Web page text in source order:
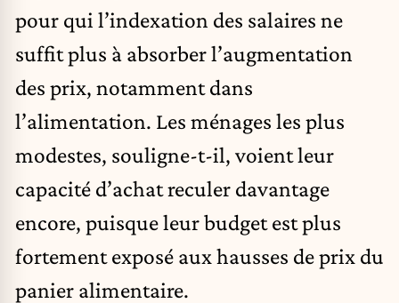
pour qui l’indexation des salaires ne
suffit plus à absorber l’augmentation
des prix, notamment dans
l’alimentation. Les ménages les plus
modestes, souligne-t-il, voient leur
capacité d’achat reculer davantage
encore, puisque leur budget est plus
fortement exposé aux hausses de prix du
panier alimentaire.